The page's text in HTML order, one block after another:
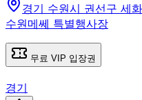
경기 수원시 권선구 세
수원메쎄 특별행사장
무료 VIP 입장권
경기